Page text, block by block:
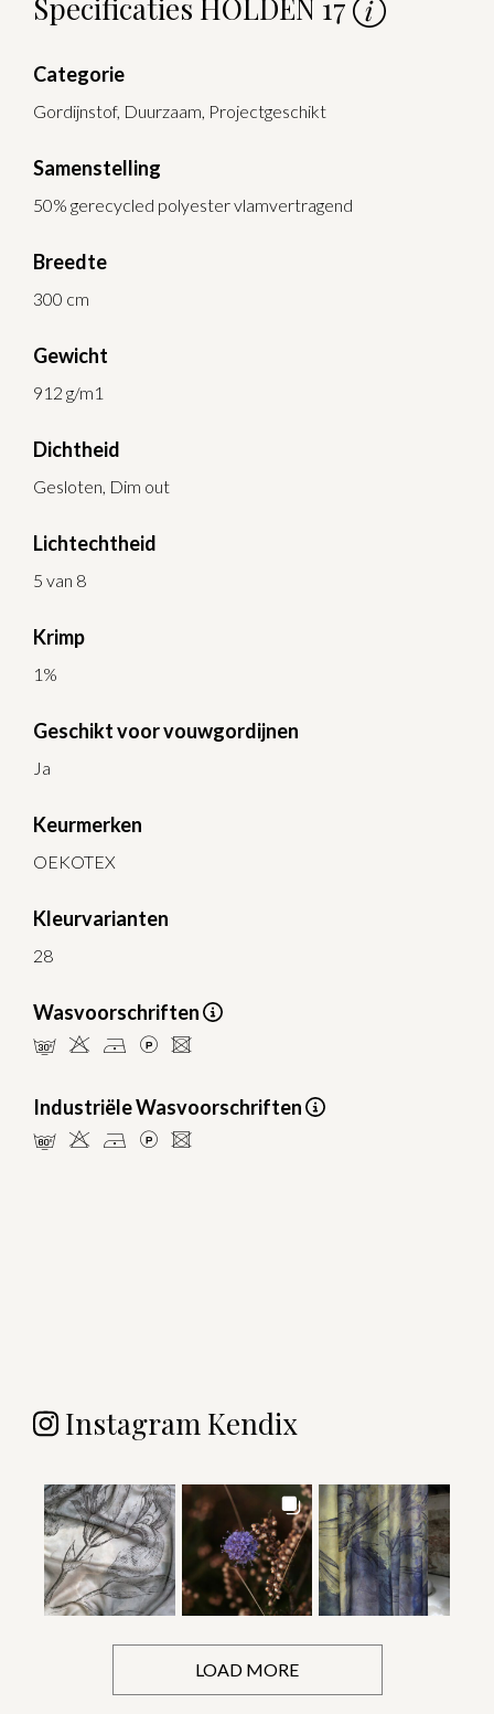
Specificaties HOLDEN 17
Categorie
Gordijnstof, Duurzaam, Projectgeschikt
Samenstelling
50% gerecycled polyester vlamvertragend
Breedte
300 cm
Gewicht
912 g/m1
Dichtheid
Gesloten, Dim out
Lichtechtheid
5 van 8
Krimp
1%
Geschikt voor vouwgordijnen
Ja
Keurmerken
OEKOTEX
Kleurvarianten
28
Wasvoorschriften
mHDLU
Industriële Wasvoorschriften
pHDLU
Instagram Kendix
LOAD MORE